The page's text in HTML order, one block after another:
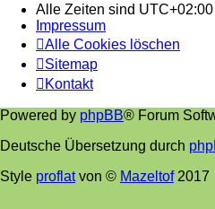
Alle Zeiten sind UTC+02:00
Impressum
Alle Cookies löschen
Sitemap
Kontakt
Powered by phpBB® Forum
Deutsche Übersetzung durch
Style proflatvon © Mazeltof2017